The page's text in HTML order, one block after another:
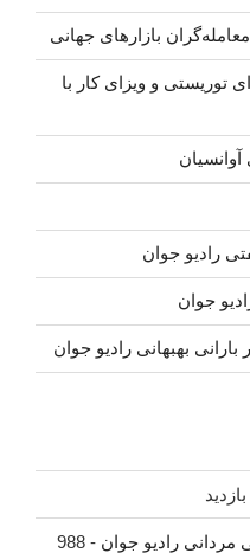
بازارهای جهانی
توریستی و ویزای کار با
آوانسیان
رادیو جوان
جوان
بارانی بهبهانی رادیو جوان
مردانی رادیو جوان
- 988